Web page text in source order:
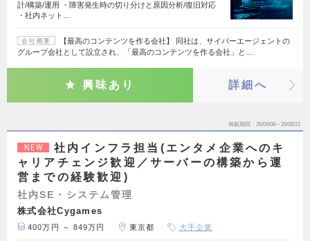
計/構築/運用 ・障害発生時の切り分けと原因分析/復旧対応
・社内ネット…
会社概要
【最高のコンテンツを作る会社】 同社は、サイバーエージェントの
グループ会社として設立され、「最高のコンテンツを作る会社」と…
興味あり 詳細へ
掲載期間 26/08/08～26/08/21
NEW
社内インフラ担当(エンタメ企業へのキ
ャリアチェンジ歓迎／サーバーの構築から運
営までの経験歓迎)
社内SE・システム管理
株式会社Cygames
400万円 ～ 849万円 東京都 大手企業